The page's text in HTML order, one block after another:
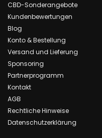
CBD-Sonderangebote
Kundenbewertungen
Blog
Konto & Bestellung
Versand und Lieferung
Sponsoring
Partnerprogramm
Kontakt
AGB
Rechtliche Hinweise
Datenschutzerklärung